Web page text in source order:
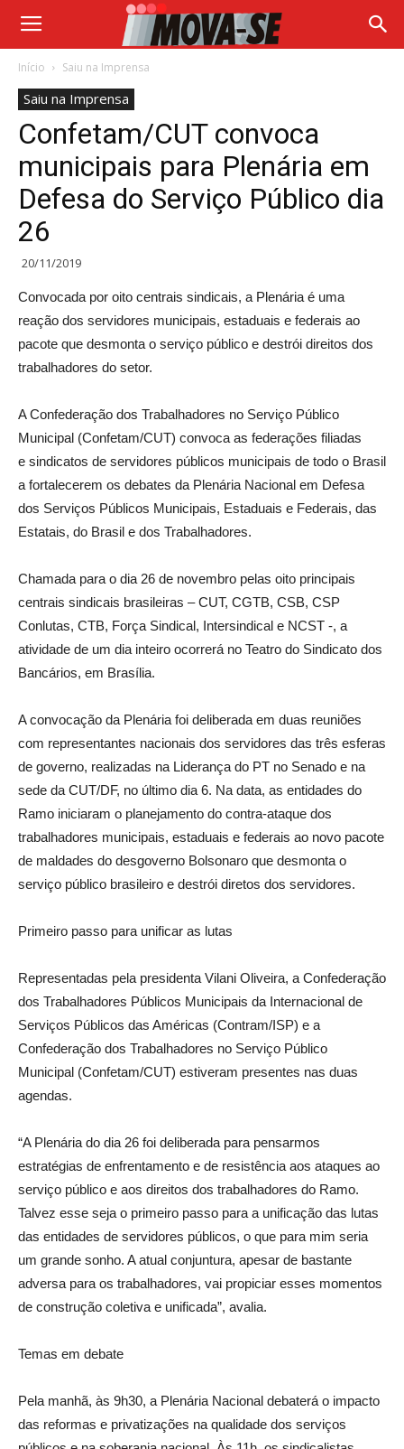
Início Saiu na Imprensa
Saiu na Imprensa
Confetam/CUT convoca
municipais para Plenária em
Defesa do Serviço Público dia
26
20/11/2019
Convocada por oito centrais sindicais, a Plenária é uma
reação dos servidores municipais, estaduais e federais ao
pacote que desmonta o serviço público e destrói direitos dos
trabalhadores do setor.
A Confederação dos Trabalhadores no Serviço Público
Municipal (Confetam/CUT) convoca as federações filiadas
e sindicatos de servidores públicos municipais de todo o Brasil
a fortalecerem os debates da Plenária Nacional em Defesa
dos Serviços Públicos Municipais, Estaduais e Federais, das
Estatais, do Brasil e dos Trabalhadores.
Chamada para o dia 26 de novembro pelas oito principais
centrais sindicais brasileiras – CUT, CGTB, CSB, CSP
Conlutas, CTB, Força Sindical, Intersindical e NCST -, a
atividade de um dia inteiro ocorrerá no Teatro do Sindicato dos
Bancários, em Brasília.
A convocação da Plenária foi deliberada em duas reuniões
com representantes nacionais dos servidores das três esferas
de governo, realizadas na Liderança do PT no Senado e na
sede da CUT/DF, no último dia 6. Na data, as entidades do
Ramo iniciaram o planejamento do contra-ataque dos
trabalhadores municipais, estaduais e federais ao novo pacote
de maldades do desgoverno Bolsonaro que desmonta o
serviço público brasileiro e destrói diretos dos servidores.
Primeiro passo para unificar as lutas
Representadas pela presidenta Vilani Oliveira, a Confederação
dos Trabalhadores Públicos Municipais da Internacional de
Serviços Públicos das Américas (Contram/ISP) e a
Confederação dos Trabalhadores no Serviço Público
Municipal (Confetam/CUT) estiveram presentes nas duas
agendas.
“A Plenária do dia 26 foi deliberada para pensarmos
estratégias de enfrentamento e de resistência aos ataques ao
serviço público e aos direitos dos trabalhadores do Ramo.
Talvez esse seja o primeiro passo para a unificação das lutas
das entidades de servidores públicos, o que para mim seria
um grande sonho. A atual conjuntura, apesar de bastante
adversa para os trabalhadores, vai propiciar esses momentos
de construção coletiva e unificada”, avalia.
Temas em debate
Pela manhã, às 9h30, a Plenária Nacional debaterá o impacto
das reformas e privatizações na qualidade dos serviços